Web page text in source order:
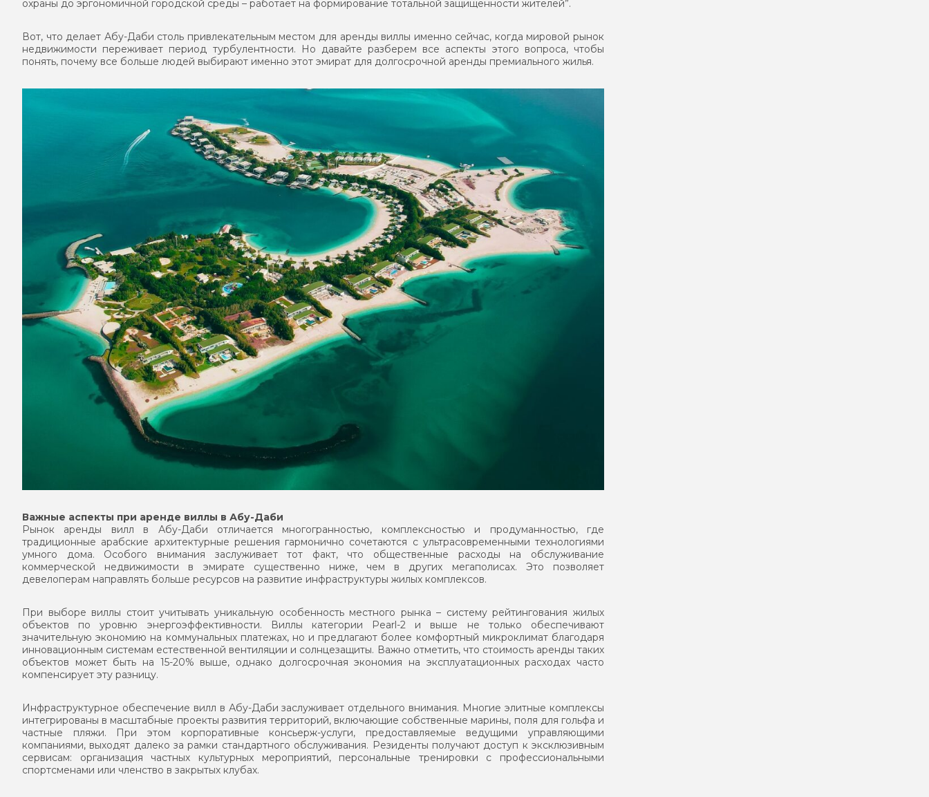
охраны до эргономичной городской среды – работает на формирование тотальной защищенности жителей”.
Вот, что делает Абу-Даби столь привлекательным местом для аренды виллы именно сейчас, когда мировой рынок
недвижимости переживает период турбулентности. Но давайте разберем все аспекты этого вопроса, чтобы
понять, почему все больше людей выбирают именно этот эмират для долгосрочной аренды премиального жилья.
Важные аспекты при аренде виллы в Абу-Даби
Рынок аренды вилл в Абу-Даби отличается многогранностью, комплексностью и продуманностью, где
традиционные арабские архитектурные решения гармонично сочетаются с ультрасовременными технологиями
умного дома. Особого внимания заслуживает тот факт, что общественные расходы на обслуживание
коммерческой недвижимости в эмирате существенно ниже, чем в других мегаполисах. Это позволяет
девелоперам направлять больше ресурсов на развитие инфраструктуры жилых комплексов.
При выборе виллы стоит учитывать уникальную особенность местного рынка – систему рейтингования жилых
объектов по уровню энергоэффективности. Виллы категории Pearl-2 и выше не только обеспечивают
значительную экономию на коммунальных платежах, но и предлагают более комфортный микроклимат благодаря
инновационным системам естественной вентиляции и солнцезащиты. Важно отметить, что стоимость аренды таких
объектов может быть на 15-20% выше, однако долгосрочная экономия на эксплуатационных расходах часто
компенсирует эту разницу.
Инфраструктурное обеспечение вилл в Абу-Даби заслуживает отдельного внимания. Многие элитные комплексы
интегрированы в масштабные проекты развития территорий, включающие собственные марины, поля для гольфа и
частные пляжи. При этом корпоративные консьерж-услуги, предоставляемые ведущими управляющими
компаниями, выходят далеко за рамки стандартного обслуживания. Резиденты получают доступ к эксклюзивным
сервисам: организация частных культурных мероприятий, персональные тренировки с профессиональными
спортсменами или членство в закрытых клубах.